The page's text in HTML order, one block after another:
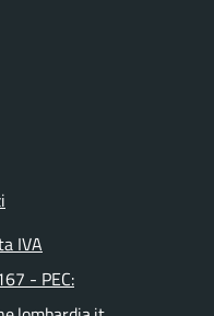
IVA
- PEC: